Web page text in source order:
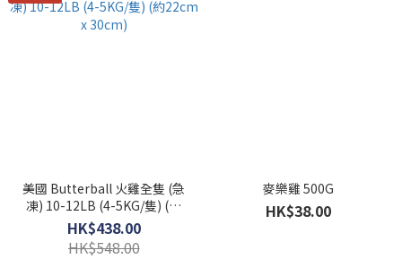
美國 Butterball 火雞全隻 (急
凍) 10-12LB (4-5KG/隻) (約
22cm x 30cm)
HK$438.00
HK$548.00
麥樂雞 500G
HK$38.00